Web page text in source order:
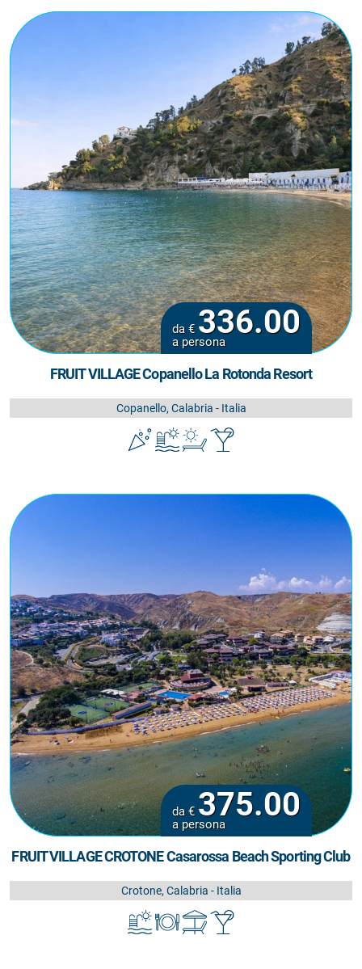
da € 336.00
a persona
FRUIT VILLAGE Copanello La Rotonda Resort
Copanello, Calabria - Italia
da € 375.00
a persona
FRUIT VILLAGE CROTONE Casarossa Beach Sporting Club
Crotone, Calabria - Italia